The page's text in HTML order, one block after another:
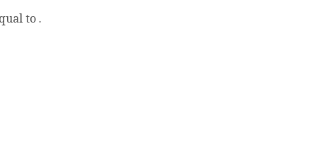
. The Celsius temperature at absolute zero is equal to